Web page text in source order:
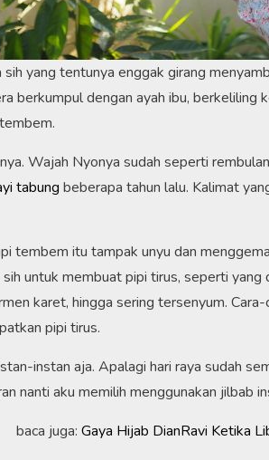
yang tentunya enggak girang
berkumpul dengan ayah ibu, berkeliling
Wajah Nyonya sudah seperti
tabung beberapa tahun lalu. Kalimat
tembem itu tampak unyu dan
untuk membuat pipi tirus, seperti yang
karet, hingga sering tersenyum.
pipi tirus.
instan aja. Apalagi hari raya sudah
nanti aku memilih menggunakan jilbab
baca juga: Gaya Hijab DianRavi Ketika